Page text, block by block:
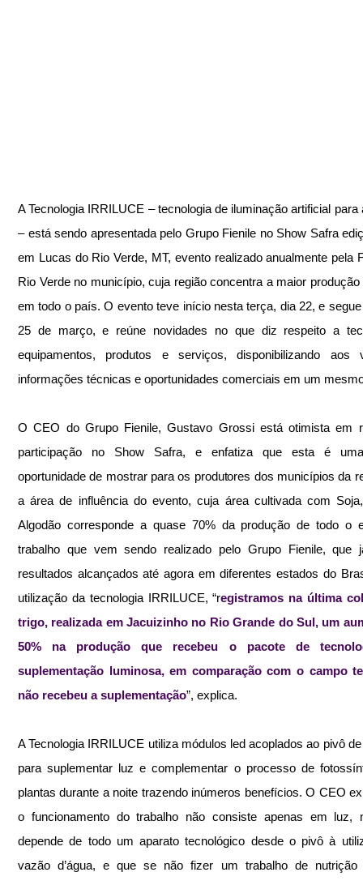
A Tecnologia IRRILUCE – tecnologia de iluminação artificial para
– está sendo apresentada pelo Grupo Fienile no Show Safra
em Lucas do Rio Verde, MT, evento realizado anualmente pela
Rio Verde no município, cuja região concentra a maior
em todo o país. O evento teve início nesta terça, dia 22, e
25 de março, e reúne novidades no que diz respeito a
equipamentos, produtos e serviços, disponibilizando aos
informações técnicas e oportunidades comerciais em um
O CEO do Grupo Fienile, Gustavo Grossi está otimista em
participação no Show Safra, e enfatiza que esta é
oportunidade de mostrar para os produtores dos municípios da
a área de influência do evento, cuja área cultivada com
Algodão corresponde a quase 70% da produção de todo o
trabalho que vem sendo realizado pelo Grupo Fienile, que
resultados alcançados até agora em diferentes estados do
utilização da tecnologia IRRILUCE, “registramos na última
trigo, realizada em Jacuizinho no Rio Grande do Sul, um
50% na produção que recebeu o pacote de
suplementação luminosa, em comparação com o campo
não recebeu a suplementação”, explica.
A Tecnologia IRRILUCE utiliza módulos led acoplados ao pivô
para suplementar luz e complementar o processo de
plantas durante a noite trazendo inúmeros benefícios. O CEO
o funcionamento do trabalho não consiste apenas em luz,
depende de todo um aparato tecnológico desde o pivô à
vazão d’água, e que se não fizer um trabalho de nutrição